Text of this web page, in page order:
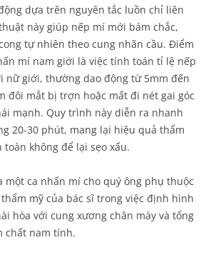
dựa trên nguyên tắc luồn chỉ liên
này giúp nếp mí mới bám chắc,
tự nhiên theo cung nhãn cầu. Điểm
mí nam giới là việc tính toán tỉ lệ nếp
nữ giới, thường dao động từ 5mm đến
đôi mắt bị trợn hoặc mất đi nét gai góc
mạnh. Quy trình này diễn ra nhanh
20-30 phút, mang lại hiệu quả thẩm
không để lại sẹo xấu.
một ca nhấn mí cho quý ông phụ thuộc
mỹ của bác sĩ trong việc định hình
hòa với cung xương chân mày và tổng
chất nam tính.